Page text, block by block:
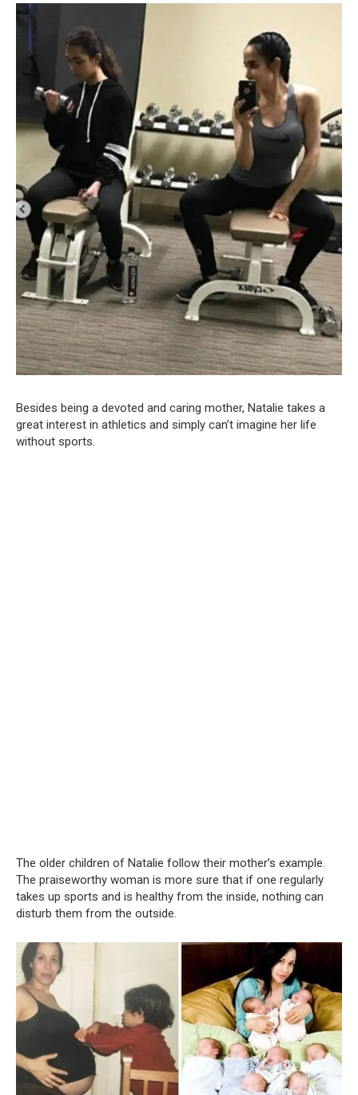
Besides being a devoted and caring mother, Natalie takes a
great interest in athletics and simply can’t imagine her life
without sports.
The older children of Natalie follow their mother’s example.
The praiseworthy woman is more sure that if one regularly
takes up sports and is healthy from the inside, nothing can
disturb them from the outside.